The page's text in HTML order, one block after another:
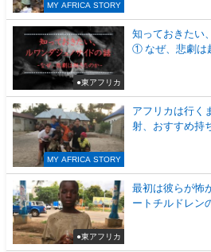
MY AFRICA STORY
●東アフリカ
知っておきたい
① なぜ、悲劇は
MY AFRICA STORY
アフリカは行く
射、おすすめ持
●東アフリカ
最初は彼らが怖
ートチルドレン